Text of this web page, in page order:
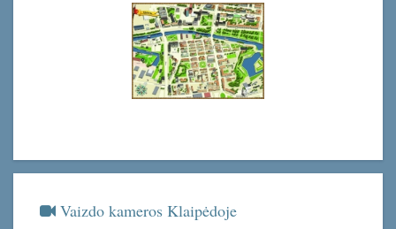
Vaizdo kameros Klaipėdoje